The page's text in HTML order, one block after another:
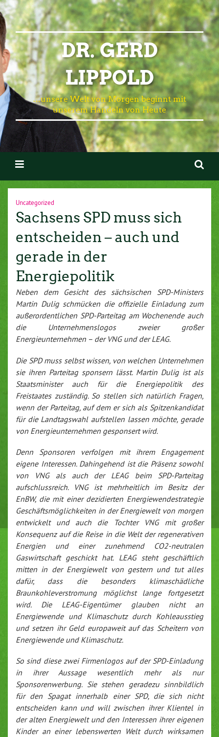
DR. GERD
LIPPOLD
…unsere Welt von Morgen beginnt mit
unserem Handeln von Heute
Uncategorized
Sachsens SPD muss sich
entscheiden – auch und
gerade in der
Energiepolitik
Neben dem Gesicht des sächsischen SPD-Ministers
Martin Dulig schmücken die offizielle Einladung zum
außerordentlichen SPD-Parteitag am Wochenende auch
die Unternehmenslogos zweier großer
Energieunternehmen – der VNG und der LEAG.
Die SPD muss selbst wissen, von welchen Unternehmen
sie ihren Parteitag sponsern lässt. Martin Dulig ist als
Staatsminister auch für die Energiepolitik des
Freistaates zuständig. So stellen sich natürlich Fragen,
wenn der Parteitag, auf dem er sich als Spitzenkandidat
für die Landtagswahl aufstellen lassen möchte, gerade
von Energieunternehmen gesponsert wird.
Denn Sponsoren verfolgen mit ihrem Engagement
eigene Interessen. Dahingehend ist die Präsenz sowohl
von VNG als auch der LEAG beim SPD-Parteitag
aufschlussreich. VNG ist mehrheitlich im Besitz der
EnBW, die mit einer dezidierten Energiewendestrategie
Geschäftsmöglichkeiten in der Energiewelt von morgen
entwickelt und auch die Tochter VNG mit großer
Konsequenz auf die Reise in die Welt der regenerativen
Energien und einer zunehmend CO2-neutralen
Gaswirtschaft geschickt hat. LEAG steht geschäftlich
mitten in der Energiewelt von gestern und tut alles
dafür, dass die besonders klimaschädliche
Braunkohleverstromung möglichst lange fortgesetzt
wird. Die LEAG-Eigentümer glauben nicht an
Energiewende und Klimaschutz durch Kohleausstieg
und setzen ihr Geld europaweit auf das Scheitern von
Energiewende und Klimaschutz.
So sind diese zwei Firmenlogos auf der SPD-Einladung
in ihrer Aussage wesentlich mehr als nur
Sponsorenwerbung. Sie stehen geradezu sinnbildlich
für den Spagat innerhalb einer SPD, die sich nicht
entscheiden kann und will zwischen ihrer Klientel in
der alten Energiewelt und den Interessen ihrer eigenen
Kinder an einer lebenswerten Welt durch wirksamen